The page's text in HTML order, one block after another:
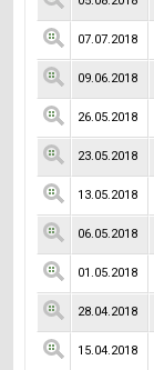
07.07.2018
09.06.2018
26.05.2018
23.05.2018
13.05.2018
06.05.2018
01.05.2018
28.04.2018
15.04.2018